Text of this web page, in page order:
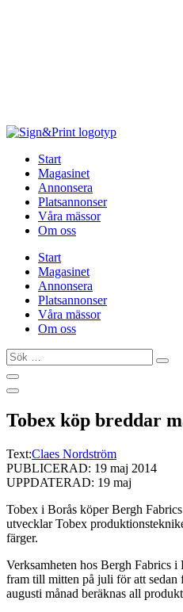
Start
Magasinet
Annonsera
Platsannonser
Våra mässor
Om oss
Start
Magasinet
Annonsera
Platsannonser
Våra mässor
Om oss
Sök
…
Tobex köp breddar
Text:Claes Nordström
PUBLICERAD: 19 maj 2014
UPPDATERAD: 19 maj
Tobex i Borås köper Bergh
utvecklar Tobex
färger.
Verksamheten hos Bergh Fabrics
fram till mitten på juli för att sedan
augusti månad beräknas all